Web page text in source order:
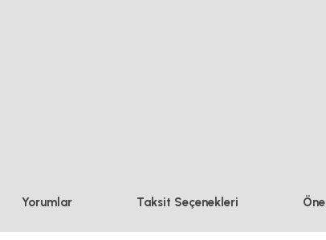
Yorumlar Taksit Seçenekleri